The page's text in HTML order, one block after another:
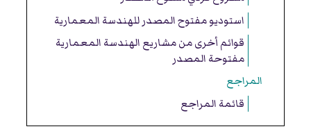
استوديو مفتوح المصدر للهندسة المعمارية
قوائم أخرى من مشاريع الهندسة المعمارية
مفتوحة المصدر
المراجع
قائمة المراجع